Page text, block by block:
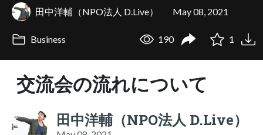
田中洋輔（NPO法人 D.Live） May 08, 2021
Business 190 1
交流会の流れについて
田中洋輔（NPO法人 D.Live）